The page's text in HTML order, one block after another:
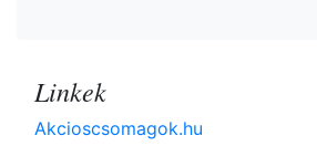
Linkek
Akcioscsomagok.hu